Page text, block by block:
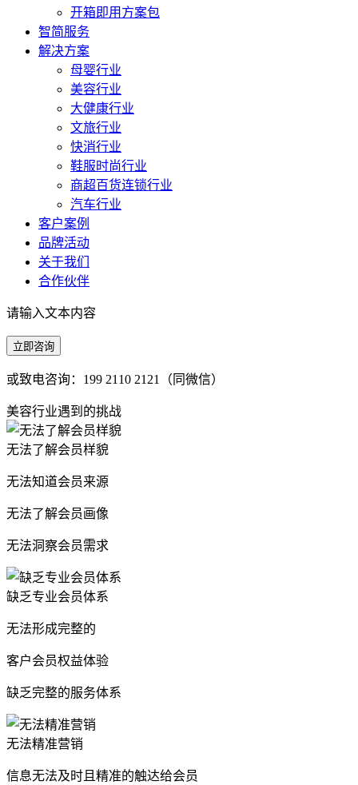
开箱即用方案包
智简服务
解决方案
母婴行业
美容行业
大健康行业
文旅行业
快消行业
鞋服时尚行业
商超百货连锁行业
汽车行业
客户案例
品牌活动
关于我们
合作伙伴
请输入文本内容
或致电咨询：199 2110 2121（同微信）
美容行业遇到的挑战
无法了解会员样貌
无法知道会员来源
无法了解会员画像
无法洞察会员需求
缺乏专业会员体系
无法形成完整的
客户会员权益体验
缺乏完整的服务体系
无法精准营销
信息无法及时且精准的触达给会员